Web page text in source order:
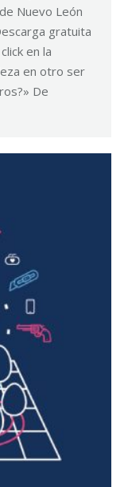
Nuevo León
gratuita
en la
en otro ser
De